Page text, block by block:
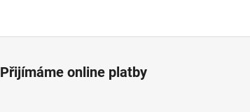
Přijímáme online platby